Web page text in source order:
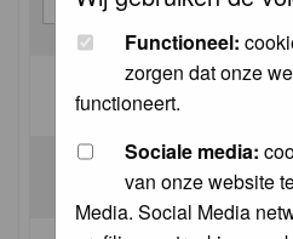
Functioneel:
zorgen dat onze
functioneert.
Sociale media:
van onze website
Media. Social Media
Log me on automatically each